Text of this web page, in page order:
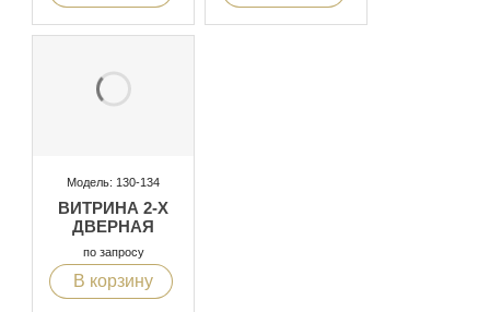
Модель: 130-134
ВИТРИНА 2-Х
ДВЕРНАЯ
по запросу
В корзину